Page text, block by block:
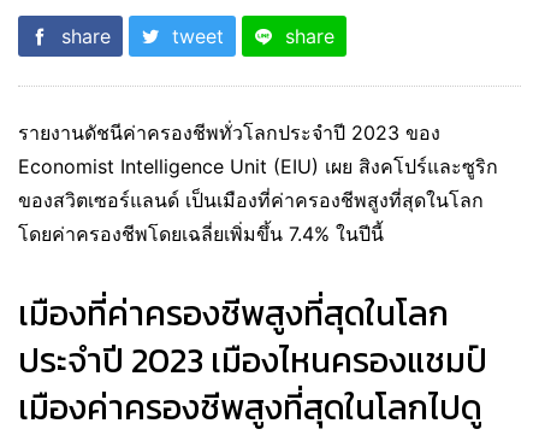
share tweet share
รายงานดัชนีค่าครองชีพทั่วโลกประจำปี 2023 ของ
Economist Intelligence Unit (EIU) เผย สิงคโปร์และซูริก
ของสวิตเซอร์แลนด์ เป็นเมืองที่ค่าครองชีพสูงที่สุดในโลก
โดยค่าครองชีพโดยเฉลี่ยเพิ่มขึ้น 7.4% ในปีนี้
เมืองที่ค่าครองชีพสูงที่สุดในโลก
ประจำปี 2023 เมืองไหนครองแชมป์
เมืองค่าครองชีพสูงที่สุดในโลกไปดู